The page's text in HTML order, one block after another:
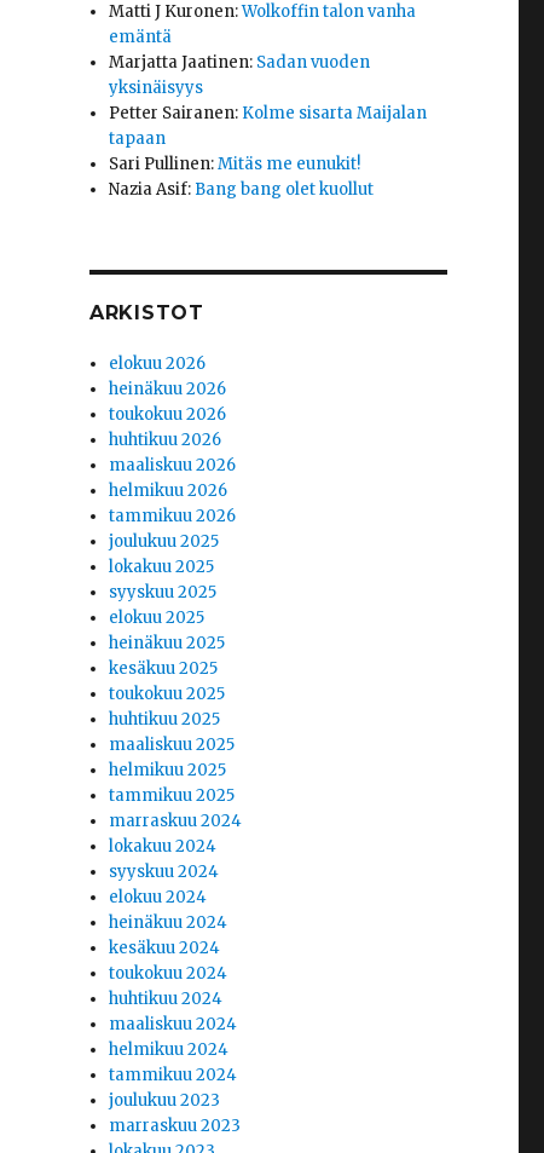
Matti J Kuronen:Wolkoffin talon vanha
emäntä
Marjatta Jaatinen: Sadan vuoden
yksinäisyys
Petter Sairanen: Kolme sisarta Maijalan
tapaan
Sari Pullinen:Mitäs me eunukit!
Nazia Asif: Bang bang olet kuollut
ARKISTOT
elokuu 2026
heinäkuu 2026
toukokuu 2026
huhtikuu 2026
maaliskuu 2026
helmikuu 2026
tammikuu 2026
joulukuu 2025
lokakuu 2025
syyskuu 2025
elokuu 2025
heinäkuu 2025
kesäkuu 2025
toukokuu 2025
huhtikuu 2025
maaliskuu 2025
helmikuu 2025
tammikuu 2025
marraskuu 2024
lokakuu 2024
syyskuu 2024
elokuu 2024
heinäkuu 2024
kesäkuu 2024
toukokuu 2024
huhtikuu 2024
maaliskuu 2024
helmikuu 2024
tammikuu 2024
joulukuu 2023
marraskuu 2023